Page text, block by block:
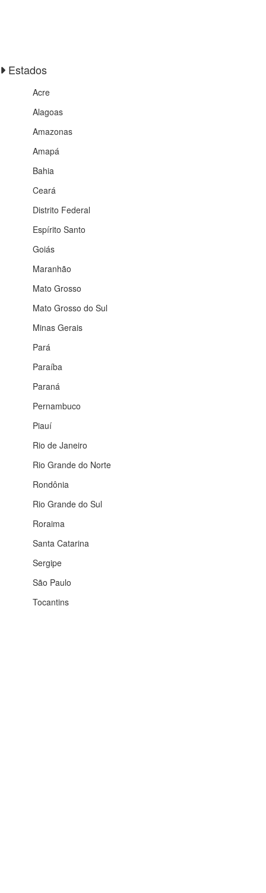
Estados
Acre
Alagoas
Amazonas
Amapá
Bahia
Ceará
Distrito Federal
Espírito Santo
Goiás
Maranhão
Mato Grosso
Mato Grosso do Sul
Minas Gerais
Pará
Paraíba
Paraná
Pernambuco
Piauí
Rio de Janeiro
Rio Grande do Norte
Rondônia
Rio Grande do Sul
Roraima
Santa Catarina
Sergipe
São Paulo
Tocantins